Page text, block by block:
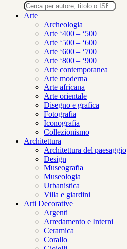
Ricerca
prodotti
Arte
Archeologia
Arte ‘400 – ‘500
Arte ‘500 – ‘600
Arte ‘600 – ‘700
Arte ‘800 – ‘900
Arte contemporanea
Arte moderna
Arte africana
Arte orientale
Disegno e grafica
Fotografia
Iconografia
Collezionismo
Architettura
Architettura del paesaggio
Design
Museografia
Museologia
Urbanistica
Villa e giardini
Arti Decorative
Argenti
Arredamento e Interni
Ceramica
Corallo